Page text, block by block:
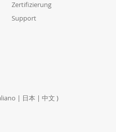
Zertifizierung
Support
| 日本 | 中文 )